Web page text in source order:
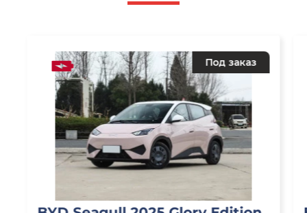
Под заказ